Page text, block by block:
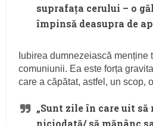
suprafața cerului – o
împinsă deasupra de
Iubirea dumnezeiască menține
comuniunii. Ea este forța
care a căpătat, astfel, un scop,
„Sunt zile în care uit să
niciodată/ să mănânc